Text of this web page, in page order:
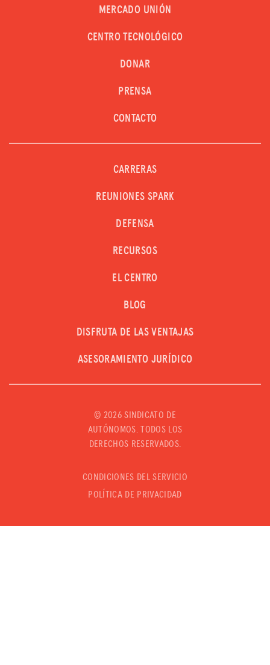
MERCADO UNIÓN
CENTRO TECNOLÓGICO
DONAR
PRENSA
CONTACTO
CARRERAS
REUNIONES SPARK
DEFENSA
RECURSOS
EL CENTRO
BLOG
DISFRUTA DE LAS VENTAJAS
ASESORAMIENTO JURÍDICO
© 2026 SINDICATO DE
AUTÓNOMOS. TODOS LOS
DERECHOS RESERVADOS.
CONDICIONES DEL SERVICIO
POLÍTICA DE PRIVACIDAD